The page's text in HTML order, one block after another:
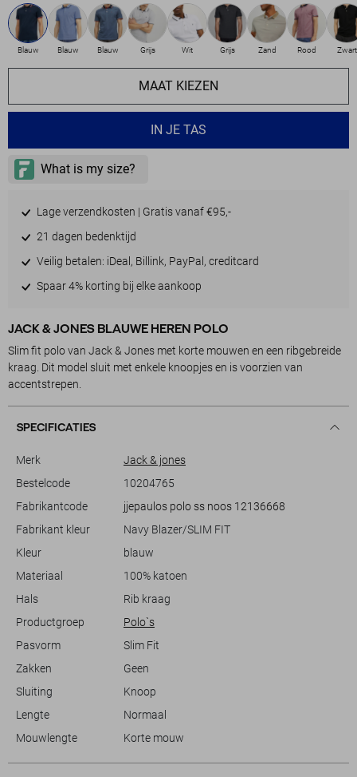
Blauw Blauw Blauw Grijs Wit Grijs Zand Rood Zwart
MAAT KIEZEN
IN JE TAS
Lage verzendkosten | Gratis vanaf €95,-
21 dagen bedenktijd
Veilig betalen: iDeal, Billink, PayPal, creditcard
Spaar 4% korting bij elke aankoop
JACK & JONES BLAUWE HEREN POLO
Slim fit polo van Jack & Jones met korte mouwen en een ribgebreide
kraag. Dit model sluit met enkele knoopjes en is voorzien van
accentstrepen.
SPECIFICATIES
Merk
Jack & jones
Bestelcode
10204765
Fabrikantcode
jjepaulos polo ss noos 12136668
Fabrikant kleur
Navy Blazer/SLIM FIT
Kleur
blauw
Materiaal
100% katoen
Hals
Rib kraag
Productgroep
Polo`s
Pasvorm
Slim Fit
Zakken
Geen
Sluiting
Knoop
Lengte
Normaal
Mouwlengte
Korte mouw